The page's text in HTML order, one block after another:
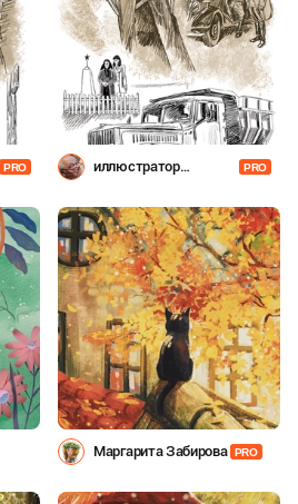
PRO
иллюстратор
PRO
Маргарита Забирова PRO